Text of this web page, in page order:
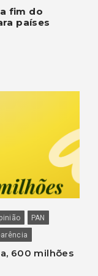
fim do
países
PAN
600 milhões